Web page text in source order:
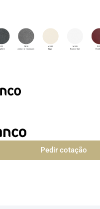
Pedir cotação